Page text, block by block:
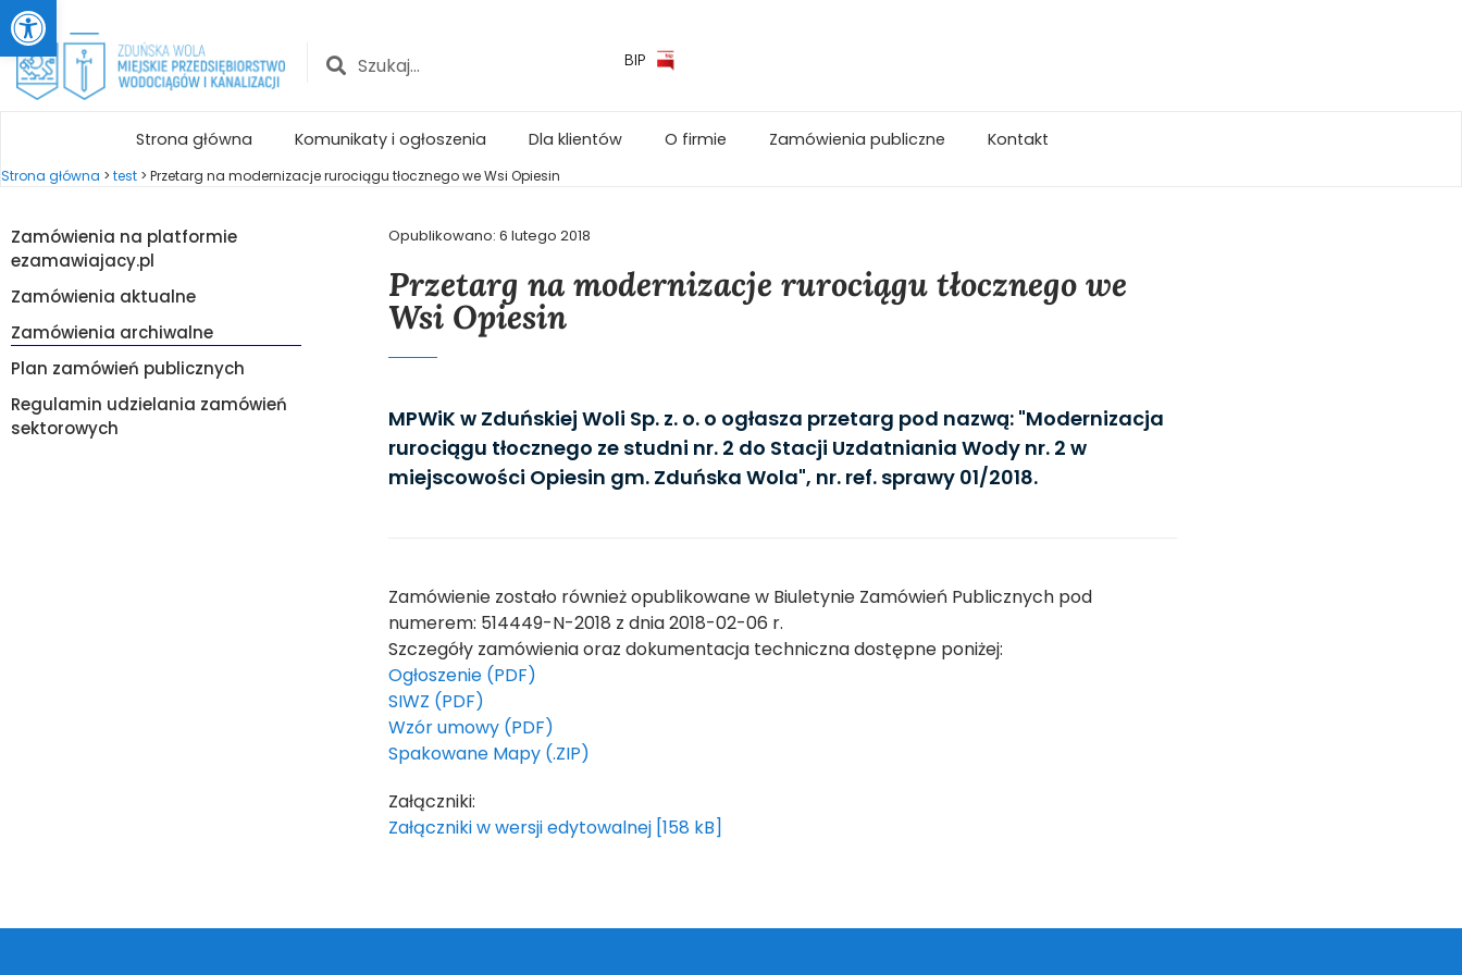
BIP
Strona główna Komunikaty i ogłoszenia Dla klientów O firmie Zamówienia publiczne Kontakt
Strona główna > test > Przetarg na modernizacje rurociągu tłocznego we Wsi Opiesin
Zamówienia na platformie
ezamawiajacy.pl
Zamówienia aktualne
Zamówienia archiwalne
Plan zamówień publicznych
Regulamin udzielania zamówień
sektorowych
Opublikowano:6 lutego 2018
Przetarg na modernizacje rurociągu tłocznego we
Wsi Opiesin
MPWiK w Zduńskiej Woli Sp. z. o. o ogłasza przetarg pod nazwą: "Modernizacja
rurociągu tłocznego ze studni nr. 2 do Stacji Uzdatniania Wody nr. 2 w
miejscowości Opiesin gm. Zduńska Wola", nr. ref. sprawy 01/2018.
Zamówienie zostało również opublikowane w Biuletynie Zamówień Publicznych pod
numerem: 514449-N-2018 z dnia 2018-02-06 r.
Szczegóły zamówienia oraz dokumentacja techniczna dostępne poniżej:
Ogłoszenie (PDF)
SIWZ (PDF)
Wzór umowy (PDF)
Spakowane Mapy (.ZIP)
Załączniki:
Załączniki w wersji edytowalnej [158 kB]